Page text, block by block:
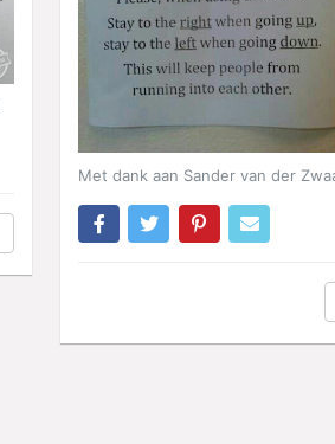
Met dank aan Sander van der